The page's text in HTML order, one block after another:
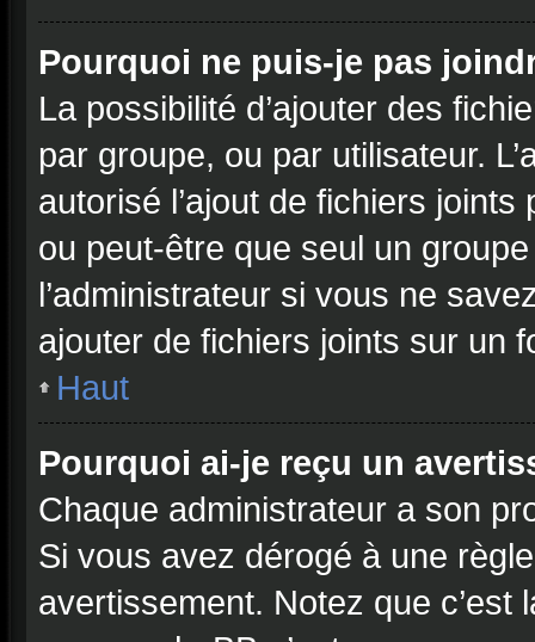
Pourquoi ne puis-je pas
La possibilité d’ajouter des
par groupe, ou par utilisateur.
autorisé l’ajout de fichiers
ou peut-être que seul un
l’administrateur si vous ne
ajouter de fichiers joints sur un
Haut
Pourquoi ai-je reçu un
Chaque administrateur a son
Si vous avez dérogé à une
avertissement. Notez que c’est